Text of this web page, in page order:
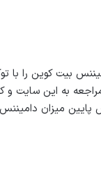
بیت کوین را با
پایین میزان